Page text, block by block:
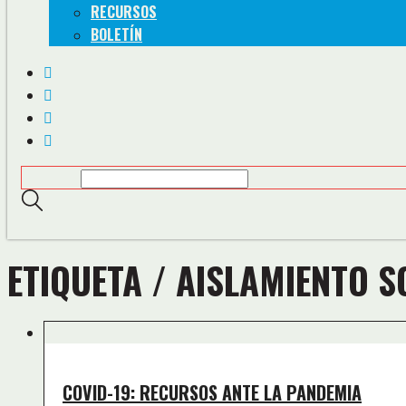
RECURSOS
BOLETÍN
ETIQUETA / AISLAMIENTO
COVID-19: RECURSOS ANTE LA PANDEMIA